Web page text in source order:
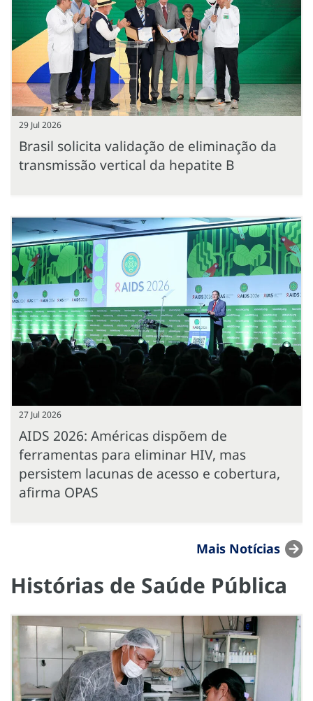
29 Jul 2026
Brasil solicita validação de eliminação da
transmissão vertical da hepatite B
27 Jul 2026
AIDS 2026: Américas dispõem de
ferramentas para eliminar HIV, mas
persistem lacunas de acesso e cobertura,
afirma OPAS
Mais Notícias
Histórias de Saúde Pública